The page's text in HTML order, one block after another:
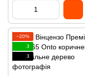
−20%
3
3